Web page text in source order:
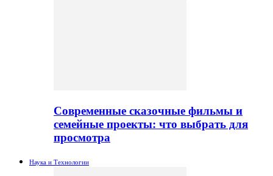
Современные сказочные фильмы и
семейные проекты: что выбрать для
просмотра
Наука и Технологии